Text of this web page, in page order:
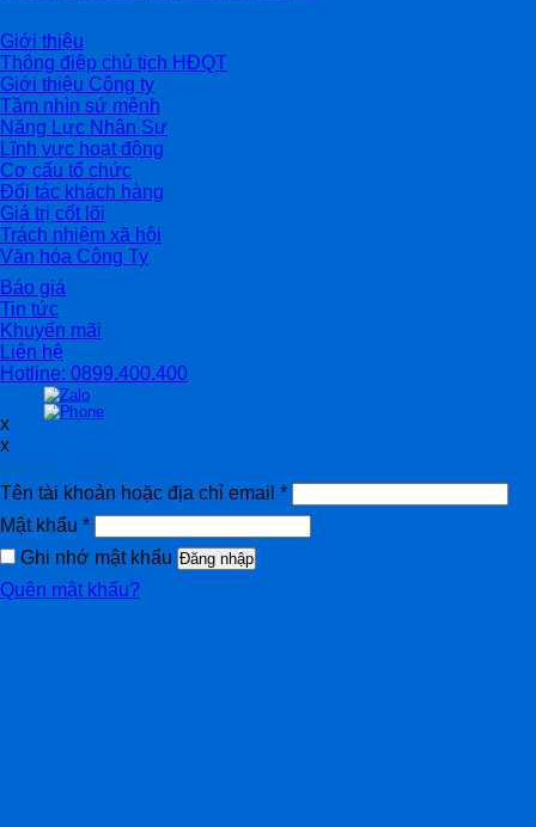
Giới thiệu
Thông điệp chủ tịch HĐQT
Giới thiệu Công ty
Tầm nhìn sứ mệnh
Năng Lực Nhân Sự
Lĩnh vực hoạt động
Cơ cấu tổ chức
Đối tác khách hàng
Giá trị cốt lõi
Trách nhiệm xã hội
Văn hóa Công Ty
Báo giá
Tin tức
Khuyến mãi
Liên hệ
Hotline: 0899.400.400
x
x
Tên tài khoản hoặc địa chỉ email *
Mật khẩu *
Ghi nhớ mật khẩu Đăng nhập
Quên mật khẩu?